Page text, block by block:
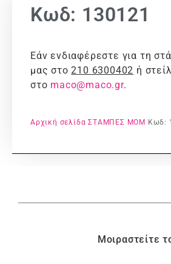
Κωδ: 130121
Εάν ενδιαφέρεστε για τη
μας στο210 6300402 ή
στο maco@maco.gr.
Αρχική σελίδα ΣΤΑΜΠΕΣ MOM Κωδ:
Μοιραστείτε